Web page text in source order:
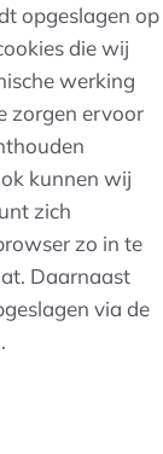
opgeslagen op
die wij
werking
zorgen ervoor
kunnen wij
zich
zo in te
Daarnaast
via de